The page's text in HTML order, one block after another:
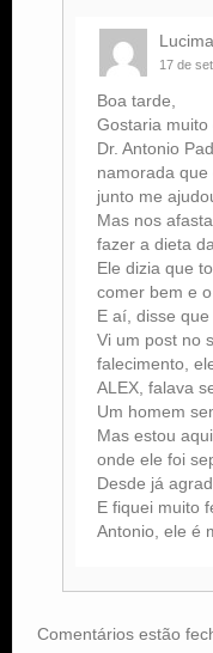
17 de
Boa tarde,
Gostaria
Dr. Antonio
namorada
junto me
Mas nos
fazer a dieta
Ele dizia que
comer bem e
E aí, disse que
Vi um post no
falecimento,
ALEX, falava
Um homem
Mas estou
onde ele foi
Desde já
E fiquei muito
Antonio, ele é
Comentários estão